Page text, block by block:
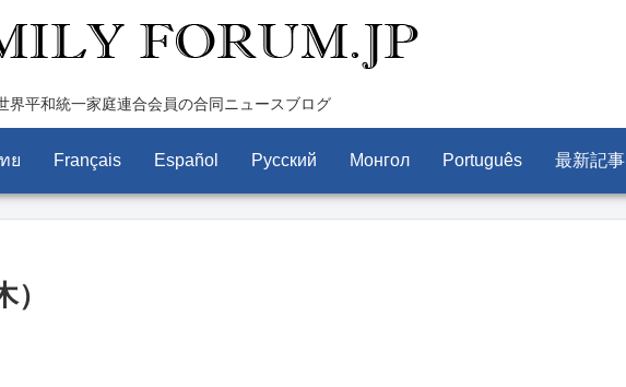
界平和統一家庭連合会員の合同ニュースブログ
ย Français Español Pусский Монгол Português 最新記事